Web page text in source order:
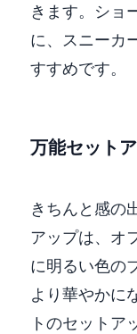
きます。ショ
に、スニーカ
すすめです。
万能セット
きちんと感の
アップは、オ
に明るい色の
より華やかに
トのセットア